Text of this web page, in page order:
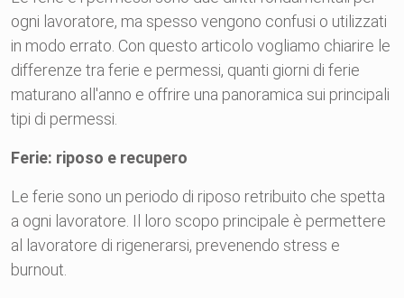
ogni lavoratore, ma spesso vengono confusi o utilizzati
in modo errato. Con questo articolo vogliamo chiarire le
differenze tra ferie e permessi, quanti giorni di ferie
maturano all'anno e offrire una panoramica sui principali
tipi di permessi.
Ferie: riposo e recupero
Le ferie sono un periodo di riposo retribuito che spetta
a ogni lavoratore. Il loro scopo principale è permettere
al lavoratore di rigenerarsi, prevenendo stress e
burnout.